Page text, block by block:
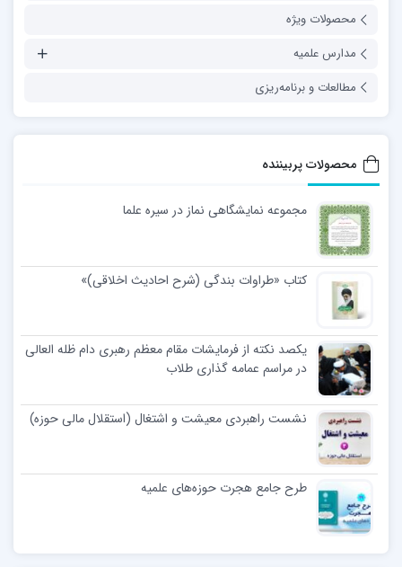
محصولات ویژه
مدارس علمیه
مطالعات و برنامه‌ریزی
محصولات پربیننده
مجموعه نمایشگاهی نماز در سیره علما
کتاب «طراوات بندگی (شرح احادیث اخلاقی)»
یکصد نکته از فرمایشات مقام معظم رهبری دام ظله العالی
در مراسم عمامه گذاری طلاب
نشست راهبردی معیشت و اشتغال (استقلال مالی حوزه)
طرح جامع هجرت حوزه‌های علمیه